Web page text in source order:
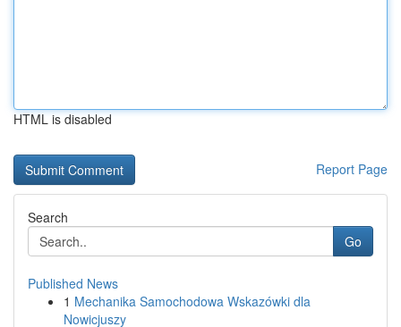
HTML is disabled
Report Page
Search
Go
Published News
1 Mechanika Samochodowa Wskazówki dla
Nowicjuszy